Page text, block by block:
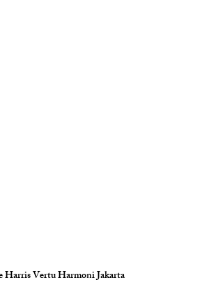
Harris Vertu Harmoni Jakarta